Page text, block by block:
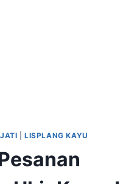
|LISPLANG KAYU